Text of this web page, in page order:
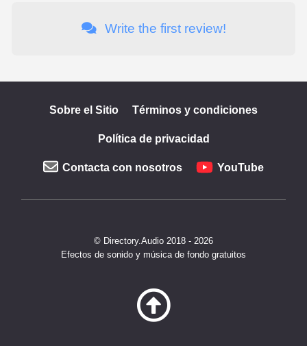
Write the first review!
Sobre el Sitio Términos y condiciones
Política de privacidad
Contacta con nosotros YouTube
© Directory.Audio 2018 - 2026
Efectos de sonido y música de fondo gratuitos